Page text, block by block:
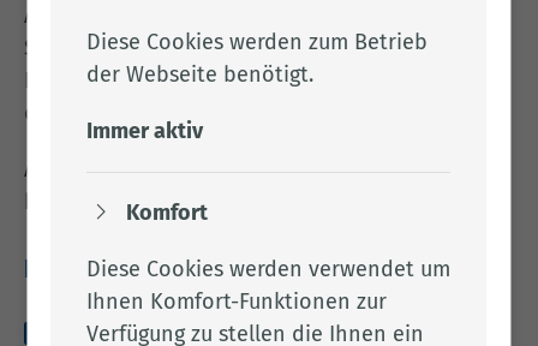
Am Dienstag, dem 09.06.2026, 17:00 Uhr, findet im
Sitzungssaal 2 des Kreishauses in Cloppenburg,
Eschstraße 29, 49661 Cloppenburg, eine Sitzung
des Verkehrsausschusses statt.
Alles Weitere entnehmen Sie bitte dem
beigefügten Anhang.
Downloads
amts­blatt_­057_­2026-­06-­02.pdf (144.63 KB)
Diese Cookies werden zum Betrieb
der Webseite benötigt.
Immer aktiv
Komfort
Diese Cookies werden verwendet um
Ihnen Komfort-Funktionen zur
Verfügung zu stellen die Ihnen ein